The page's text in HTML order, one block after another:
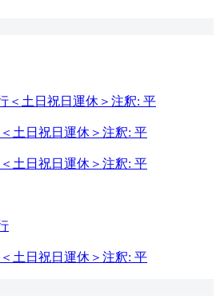
＜土日祝日運休＞ 注釈: 平
土日祝日運休＞ 注釈: 平
土日祝日運休＞ 注釈: 平
土日祝日運休＞ 注釈: 平